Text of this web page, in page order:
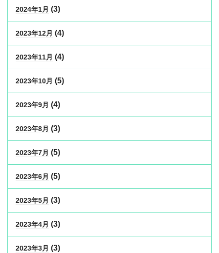
2024年1月 (3)
2023年12月 (4)
2023年11月 (4)
2023年10月 (5)
2023年9月 (4)
2023年8月 (3)
2023年7月 (5)
2023年6月 (5)
2023年5月 (3)
2023年4月 (3)
2023年3月 (3)